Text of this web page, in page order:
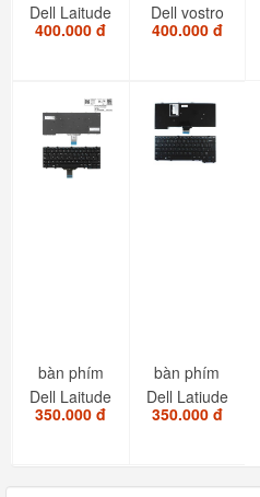
Dell Laitude
3340
400.000 đ
Dell vostro
7460
400.000 đ
bàn phím
Dell Laitude
E7250
350.000 đ
bàn phím
Dell Latiude
E7240
350.000 đ